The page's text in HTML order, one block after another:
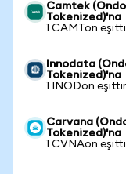
Camtek
Tokenized)'na
1 CAMTon
Innodata
Tokenized)'na
1 INODon
Carvana
Tokenized)'na
1 CVNAon